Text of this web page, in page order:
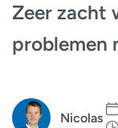
Zeer zacht
problemen
Nicolas